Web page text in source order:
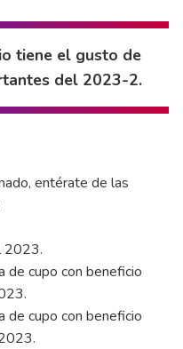
tiene el gusto de
del 2023-2.
entérate de las
2023.
de cupo con beneficio
de cupo con beneficio